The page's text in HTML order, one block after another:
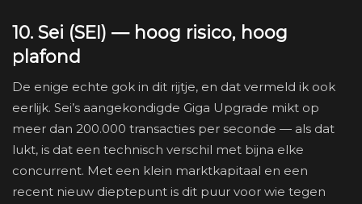
10. Sei (SEI) — hoog risico, hoog
plafond
De enige echte gok in dit rijtje, en dat vermeld ik ook
eerlijk. Sei’s aangekondigde Giga Upgrade mikt op
meer dan 200.000 transacties per seconde — als dat
lukt, is dat een technisch verschil met bijna elke
concurrent. Met een klein marktkapitaal en een
recent nieuw dieptepunt is dit puur voor wie tegen